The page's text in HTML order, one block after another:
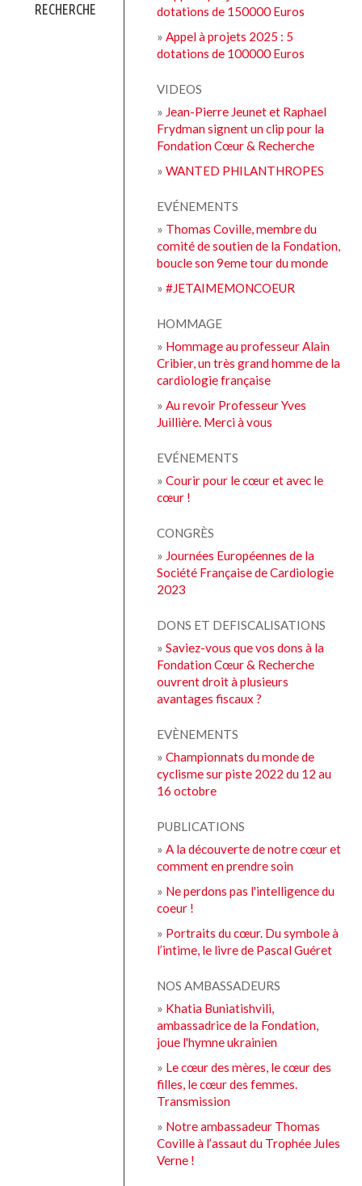
RECHERCHE
dotations de 150000 Euros
»Appel à projets 2025 : 5
dotations de 100000 Euros
VIDEOS
» Jean-Pierre Jeunet et Raphael
Frydman signent un clip pour la
Fondation Cœur & Recherche
»WANTED PHILANTHROPES
EVÉNEMENTS
» Thomas Coville, membre du
comité de soutien de la Fondation,
boucle son 9eme tour du monde
»#JETAIMEMONCOEUR
HOMMAGE
» Hommage au professeur Alain
Cribier, un très grand homme de la
cardiologie française
»Au revoir Professeur Yves
Juillière. Merci à vous
EVÉNEMENTS
»Courir pour le cœur et avec le
cœur !
CONGRÈS
» Journées Européennes de la
Société Française de Cardiologie
2023
DONS ET DEFISCALISATIONS
»Saviez-vous que vos dons à la
Fondation Cœur & Recherche
ouvrent droit à plusieurs
avantages fiscaux ?
EVÈNEMENTS
»Championnats du monde de
cyclisme sur piste 2022 du 12 au
16 octobre
PUBLICATIONS
»A la découverte de notre cœur et
comment en prendre soin
» Ne perdons pas l'intelligence du
coeur !
» Portraits du cœur. Du symbole à
l’intime, le livre de Pascal Guéret
NOS AMBASSADEURS
» Khatia Buniatishvili,
ambassadrice de la Fondation,
joue l'hymne ukrainien
» Le cœur des mères, le cœur des
filles, le cœur des femmes.
Transmission
» Notre ambassadeur Thomas
Coville à l’assaut du Trophée Jules
Verne !